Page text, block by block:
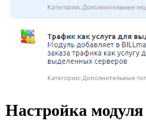
Настройка модуля